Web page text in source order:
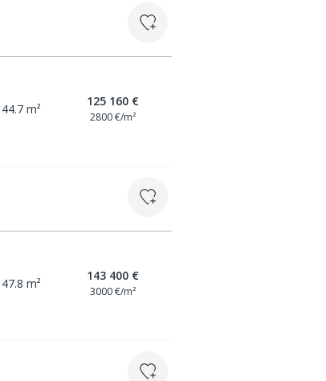
44.7 m²
125 160 €
2800 €/m²
47.8 m²
143 400 €
3000 €/m²